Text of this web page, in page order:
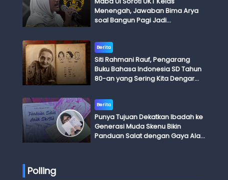
Menengah, Jawaban Bima Arya
soal Bangun Pagi Jadi
Berita
Siti Rahmani Rauf, Pengarang
Buku Bahasa Indonesia SD Tahun
80-an yang Sering Kita Dengar
Adik Budi
Berita
Punya Tujuan Dekatkan Ibadah ke
Generasi Muda Skenu Bikin
Panduan Salat dengan Gaya Ala
Polling